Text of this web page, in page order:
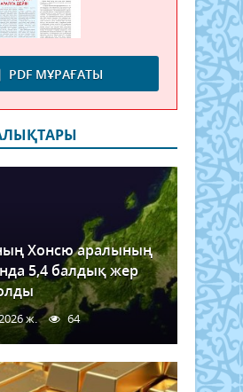
PDF МҰРАҒАТЫ
Хонсю аралының
5,4 балдық жер
ж. 64